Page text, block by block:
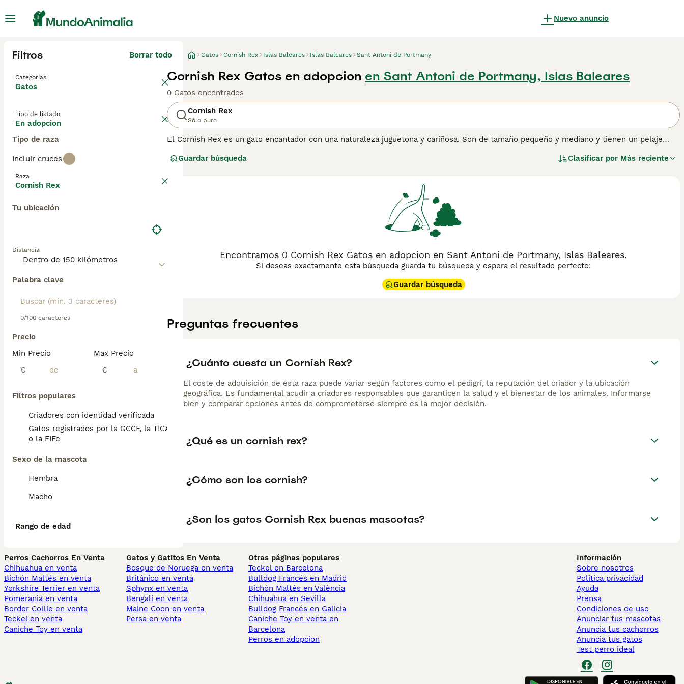
Nuevo anuncio
Filtros Borrar todo
Categorías
Gatos
Tipo de listado
En adopcion
Tipo de raza
Incluir cruces
Raza
Cornish Rex
Tu ubicación
Distancia
Palabra clave
0/100 caracteres
Precio
Min Precio
€
Max Precio
€
Filtros populares
Criadores con identidad verificada
Gatos registrados por la GCCF, la TICA
o la FIFe
Sexo de la mascota
Hembra
Macho
Rango de edad
Gatos Cornish Rex Islas Baleares Islas Baleares Sant Antoni de Portmany
Cornish Rex Gatos en adopcion en Sant Antoni de Portmany, Islas Baleares
0 Gatos encontrados
Cornish Rex
Sólo puro
El Cornish Rex es un gato encantador con una naturaleza juguetona y cariñosa. Son de tamaño pequeño y mediano y tienen un pelaje
traviesa, por lo que conservan sus rasgos de gatito hasta bien entrada la vejez. Muchos dueños dicen que vivir con un Cornish Rex es
para obtener información sobre esta raza de gato.
Guardar búsqueda Clasificar por Más reciente
Encontramos 0 Cornish Rex Gatos en adopcion en Sant Antoni de Portmany, Islas Baleares.
Si deseas exactamente esta búsqueda guarda tu búsqueda y espera el resultado perfecto:
Guardar búsqueda
Preguntas frecuentes
¿Cuánto cuesta un Cornish Rex?
El coste de adquisición de esta raza puede variar según factores como el pedigrí, la reputación del criador y la ubicación
geográfica. Es fundamental acudir a criadores responsables que garanticen la salud y el bienestar de los animales. Informarse
bien y comparar opciones antes de comprometerse siempre es la mejor decisión.
¿Qué es un cornish rex?
¿Cómo son los cornish?
¿Son los gatos Cornish Rex buenas mascotas?
Perros Cachorros En Venta
Chihuahua en venta
Bichón Maltés en venta
Yorkshire Terrier en venta
Pomerania en venta
Border Collie en venta
Teckel en venta
Caniche Toy en venta
Gatos y Gatitos En Venta
Bosque de Noruega en venta
Británico en venta
Sphynx en venta
Bengalí en venta
Maine Coon en venta
Persa en venta
Otras páginas populares
Teckel en Barcelona
Bulldog Francés en Madrid
Bichón Maltés en València
Chihuahua en Sevilla
Bulldog Francés en Galicia
Caniche Toy en venta en
Barcelona
Perros en adopcion
Información
Sobre nosotros
Politica privacidad
Ayuda
Prensa
Condiciones de uso
Anunciar tus mascotas
Anuncia tus cachorros
Anuncia tus gatos
Test perro ideal